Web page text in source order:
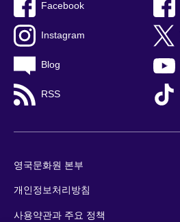
Facebook
Instagram
Blog
RSS
영국문화원 본부
개인정보처리방침
사용약관과 주요 정책